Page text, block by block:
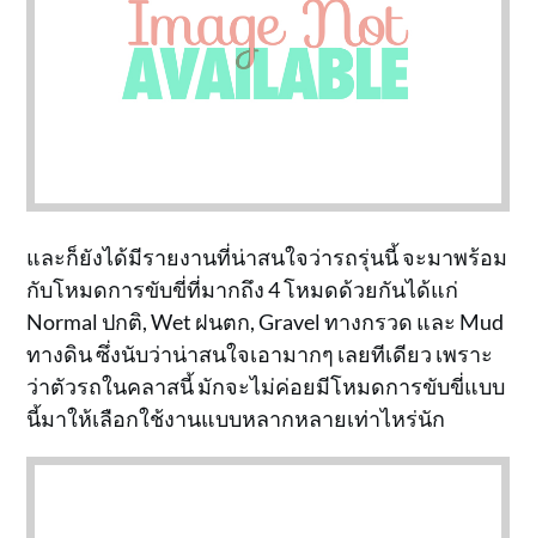
และก็ยังได้มีรายงานที่น่าสนใจว่ารถรุ่นนี้ จะมาพร้อม
กับโหมดการขับขี่ที่มากถึง 4 โหมดด้วยกันได้แก่
Normal ปกติ, Wet ฝนตก, Gravel ทางกรวด และ Mud
ทางดิน ซึ่งนับว่าน่าสนใจเอามากๆ เลยทีเดียว เพราะ
ว่าตัวรถในคลาสนี้ มักจะไม่ค่อยมีโหมดการขับขี่แบบ
นี้มาให้เลือกใช้งานแบบหลากหลายเท่าไหร่นัก